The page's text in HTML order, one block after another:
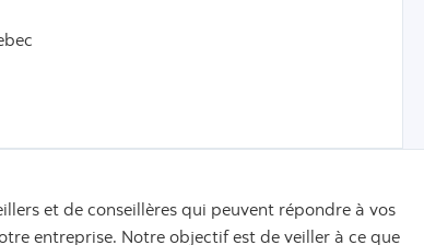
et de conseillères qui peuvent répondre à vos
entreprise. Notre objectif est de veiller à ce que